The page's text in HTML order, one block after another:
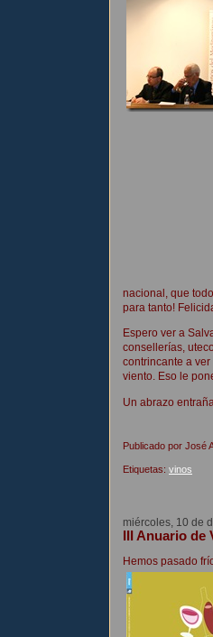
nacional, que
para tanto!
Espero ver a
consellerías,
contrincante a
viento. Eso le
Un abrazo
Publicado por José
Etiquetas: vinos
miércoles, 10 de
III Anuario de
Hemos pasado